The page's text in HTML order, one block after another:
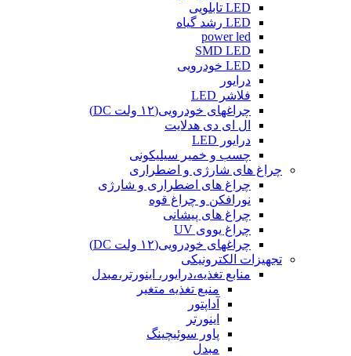
LED تابلویی
LED رشد گیاه
power led
SMD LED
LED خودرویی
درایور
فلاشر LED
چراغهای خودرویی(۱۲ ولت DC)
ال ای دی هدلایت
درایور LED
چسب و خمیر سیلیکونی
چراغ های شارژی و اضطراری
چراغ های اضطراری و شارژی
نورافکن و چراغ قوه
چراغ های پیشانی
چراغ یووی UV
چراغهای خودرویی(۱۲ ولت DC)
تجهیزات الکترونیکی
منابع تغذیه،درایور، اینورتر،مبدل
منبع تغذیه متغیر
آداپتور
اینورتر
پاور سوئیچینگ
مبدل